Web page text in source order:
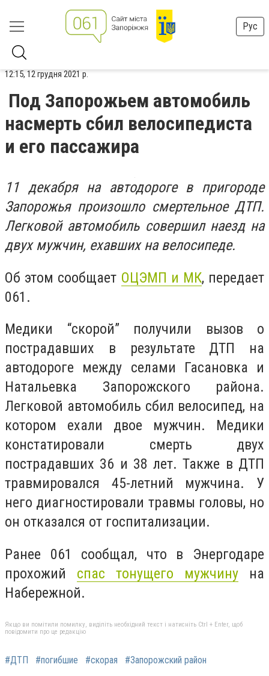
Рус
12:15, 12 грудня 2021 р.
Под Запорожьем автомобиль
насмерть сбил велосипедиста
и его пассажира
11 декабря на автодороге в пригороде
Запорожья произошло смертельное ДТП.
Легковой автомобиль совершил наезд на
двух мужчин, ехавших на велосипеде.
Об этом сообщает ОЦЭМП и МК, передает
061.
Медики “скорой” получили вызов о
пострадавших в результате ДТП на
автодороге между селами Гасановка и
Натальевка Запорожского района.
Легковой автомобиль сбил велосипед, на
котором ехали двое мужчин. Медики
констатировали смерть двух
пострадавших 36 и 38 лет. Также в ДТП
травмировался 45-летний мужчина. У
него диагностировали травмы головы, но
он отказался от госпитализации.
Ранее 061 сообщал, что в Энергодаре
прохожий спас тонущего мужчину на
Набережной.
Якщо ви помітили помилку, виділіть необхідний текст і натисніть Ctrl + Enter, щоб
повідомити про це редакцію
#ДТП #погибшие #скорая #Запорожский район